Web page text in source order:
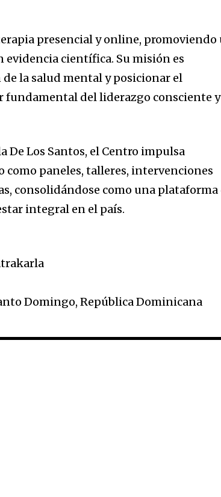
presencial y online, promoviendo
evidencia científica. Su misión es
la salud mental y posicionar el
fundamental del liderazgo consciente
De Los Santos, el Centro impulsa
paneles, talleres, intervenciones
consolidándose como una plataforma
integral en el país.
Domingo, República Dominicana